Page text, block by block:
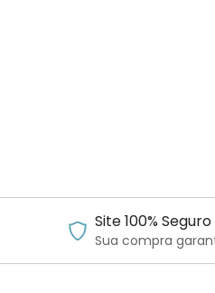
Site 100% Seguro
Sua compra